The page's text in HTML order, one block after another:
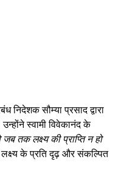
निदेशक सौम्या प्रसाद द्वारा
स्वामी विवेकानंद के
तक लक्ष्य की प्राप्ति न हो
लक्ष्य के प्रति दृढ़ और संकल्पित